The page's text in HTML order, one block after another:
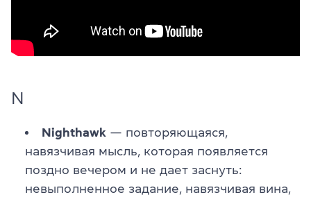
N
Nighthawk — повторяющаяся,
навязчивая мысль, которая появляется
поздно вечером и не дает заснуть:
невыполненное задание, навязчивая вина,